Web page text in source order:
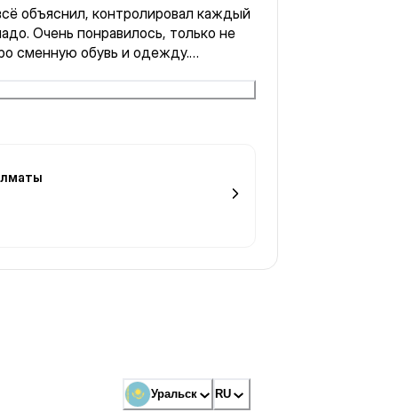
объяснил, контролировал каждый
Очень понравилось, только не
сменную обувь и одежду.
Уральск RU